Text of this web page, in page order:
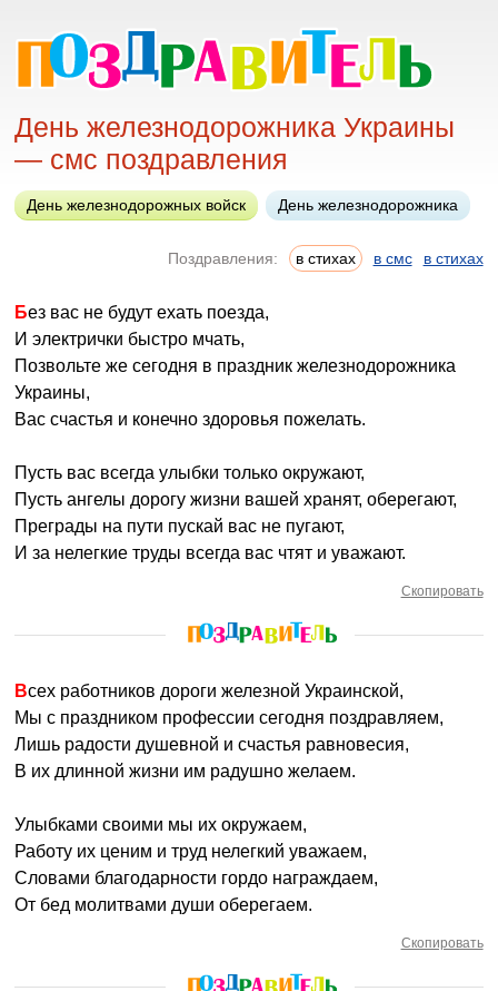
День железнодорожника Украины
— смс поздравления
День железнодорожных войск День железнодорожника
Поздравления: в стихах в смс в стихах
Без вас не будут ехать поезда,
И электрички быстро мчать,
Позвольте же сегодня в праздник железнодорожника
Украины,
Вас счастья и конечно здоровья пожелать.
Пусть вас всегда улыбки только окружают,
Пусть ангелы дорогу жизни вашей хранят, оберегают,
Преграды на пути пускай вас не пугают,
И за нелегкие труды всегда вас чтят и уважают.
Скопировать
Всех работников дороги железной Украинской,
Мы с праздником профессии сегодня поздравляем,
Лишь радости душевной и счастья равновесия,
В их длинной жизни им радушно желаем.
Улыбками своими мы их окружаем,
Работу их ценим и труд нелегкий уважаем,
Словами благодарности гордо награждаем,
От бед молитвами души оберегаем.
Скопировать